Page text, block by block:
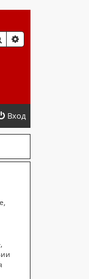
ПОИСК
Вход